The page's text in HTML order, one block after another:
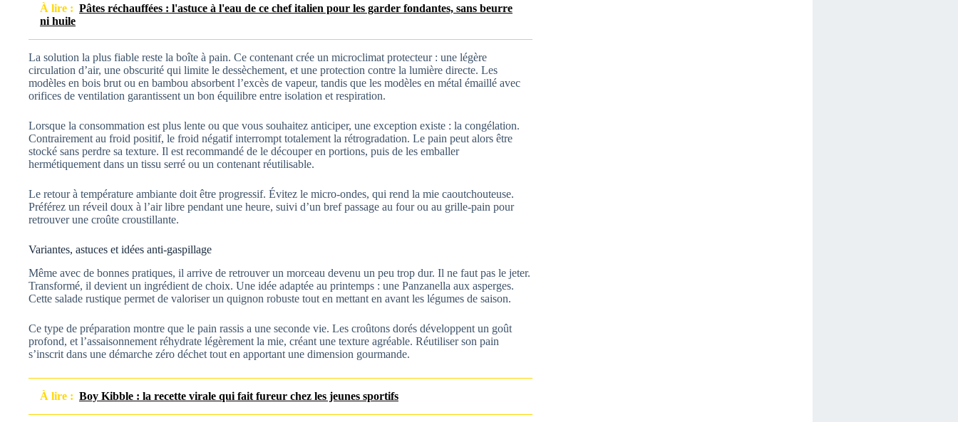
À lire : Pâtes réchauffées : l'astuce à l'eau de ce chef italien pour les garder fondantes, sans beurre
ni huile
La solution la plus fiable reste la boîte à pain. Ce contenant crée un microclimat protecteur : une légère
circulation d’air, une obscurité qui limite le dessèchement, et une protection contre la lumière directe. Les
modèles en bois brut ou en bambou absorbent l’excès de vapeur, tandis que les modèles en métal émaillé avec
orifices de ventilation garantissent un bon équilibre entre isolation et respiration.
Lorsque la consommation est plus lente ou que vous souhaitez anticiper, une exception existe : la congélation.
Contrairement au froid positif, le froid négatif interrompt totalement la rétrogradation. Le pain peut alors être
stocké sans perdre sa texture. Il est recommandé de le découper en portions, puis de les emballer
hermétiquement dans un tissu serré ou un contenant réutilisable.
Le retour à température ambiante doit être progressif. Évitez le micro-ondes, qui rend la mie caoutchouteuse.
Préférez un réveil doux à l’air libre pendant une heure, suivi d’un bref passage au four ou au grille-pain pour
retrouver une croûte croustillante.
Variantes, astuces et idées anti-gaspillage
Même avec de bonnes pratiques, il arrive de retrouver un morceau devenu un peu trop dur. Il ne faut pas le jeter.
Transformé, il devient un ingrédient de choix. Une idée adaptée au printemps : une Panzanella aux asperges.
Cette salade rustique permet de valoriser un quignon robuste tout en mettant en avant les légumes de saison.
Ce type de préparation montre que le pain rassis a une seconde vie. Les croûtons dorés développent un goût
profond, et l’assaisonnement réhydrate légèrement la mie, créant une texture agréable. Réutiliser son pain
s’inscrit dans une démarche zéro déchet tout en apportant une dimension gourmande.
À lire : Boy Kibble : la recette virale qui fait fureur chez les jeunes sportifs